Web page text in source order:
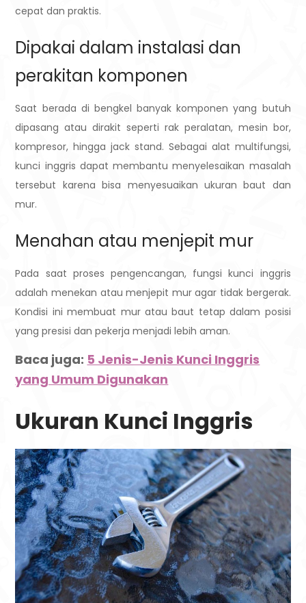
cepat dan praktis.
Dipakai dalam instalasi dan
perakitan komponen
Saat berada di bengkel banyak komponen yang butuh
dipasang atau dirakit seperti rak peralatan, mesin bor,
kompresor, hingga jack stand. Sebagai alat multifungsi,
kunci inggris dapat membantu menyelesaikan masalah
tersebut karena bisa menyesuaikan ukuran baut dan
mur.
Menahan atau menjepit mur
Pada saat proses pengencangan, fungsi kunci inggris
adalah menekan atau menjepit mur agar tidak bergerak.
Kondisi ini membuat mur atau baut tetap dalam posisi
yang presisi dan pekerja menjadi lebih aman.
Baca juga: 5 Jenis-Jenis Kunci Inggris
yang Umum Digunakan
Ukuran Kunci Inggris